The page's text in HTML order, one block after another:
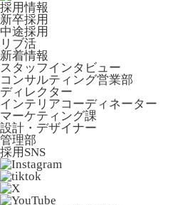
採用情報
新卒採用
中途採用
リブ活
新着情報
スタッフインタビュー
コンサルティング営業部
ディレクター
インテリアコーディネーター
マーケティング課
設計・デザイナー
管理部
採用SNS